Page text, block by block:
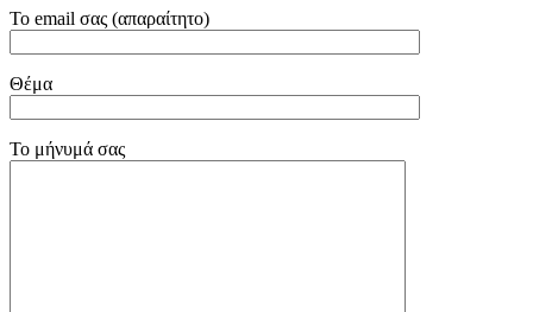
Το email σας (απαραίτητο)
Θέμα
Το μήνυμά σας